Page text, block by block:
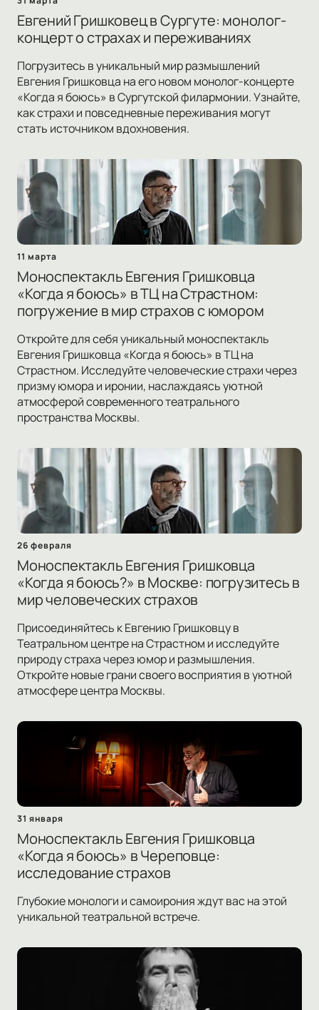
Евгений Гришковец в Сургуте: монолог-
концерт о страхах и переживаниях
Погрузитесь в уникальный мир размышлений
Евгения Гришковца на его новом монолог-концерте
«Когда я боюсь» в Сургутской филармонии. Узнайте,
как страхи и повседневные переживания могут
стать источником вдохновения.
11 марта
Моноспектакль Евгения Гришковца
«Когда я боюсь» в ТЦ на Страстном:
погружение в мир страхов с юмором
Откройте для себя уникальный моноспектакль
Евгения Гришковца «Когда я боюсь» в ТЦ на
Страстном. Исследуйте человеческие страхи через
призму юмора и иронии, наслаждаясь уютной
атмосферой современного театрального
пространства Москвы.
26 февраля
Моноспектакль Евгения Гришковца
«Когда я боюсь?» в Москве: погрузитесь в
мир человеческих страхов
Присоединяйтесь к Евгению Гришковцу в
Театральном центре на Страстном и исследуйте
природу страха через юмор и размышления.
Откройте новые грани своего восприятия в уютной
атмосфере центра Москвы.
31 января
Моноспектакль Евгения Гришковца
«Когда я боюсь» в Череповце:
исследование страхов
Глубокие монологи и самоирония ждут вас на этой
уникальной театральной встрече.